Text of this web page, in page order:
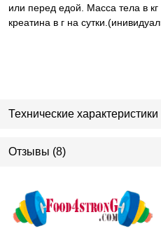
или перед едой. Масса тела в
креатина в г на
Технические характеристики
Отзывы (8)